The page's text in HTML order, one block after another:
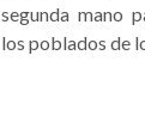
segunda mano
los poblados de